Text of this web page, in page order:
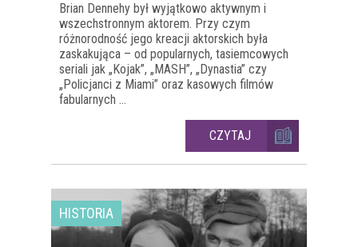
Brian Dennehy był wyjątkowo aktywnym i
wszechstronnym aktorem. Przy czym
różnorodność jego kreacji aktorskich była
zaskakująca – od popularnych, tasiemcowych
seriali jak „Kojak”, „MASH”, „Dynastia” czy
„Policjanci z Miami” oraz kasowych filmów
fabularnych ...
CZYTAJ
HISTORIA